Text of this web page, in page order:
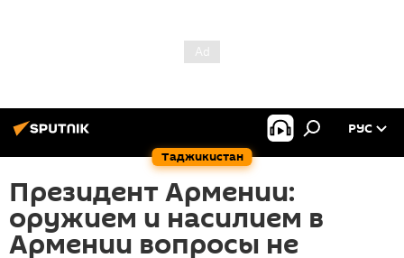
Таджикистан
РУС
Президент Армении:
оружием и насилием в
Армении вопросы не